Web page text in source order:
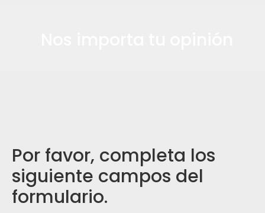
Por favor, completa los
siguiente campos del
formulario.